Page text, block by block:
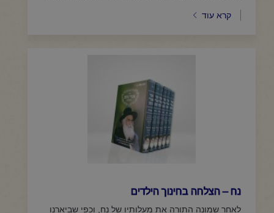
קרא עוד
נח – הצלחה בחינוך הילדים
לאחר שמונה התורה את מעלותיו של נח, וכפי שביארנו